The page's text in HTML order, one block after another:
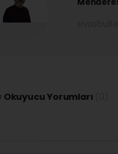
Okuyucu Yorumları